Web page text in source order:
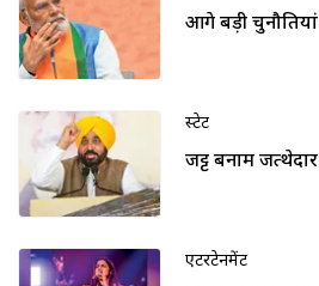
आगे बड़ी चुनौतियां
स्टेट
जट्ट बनाम जत्थेदार
एंटरटेनमेंट